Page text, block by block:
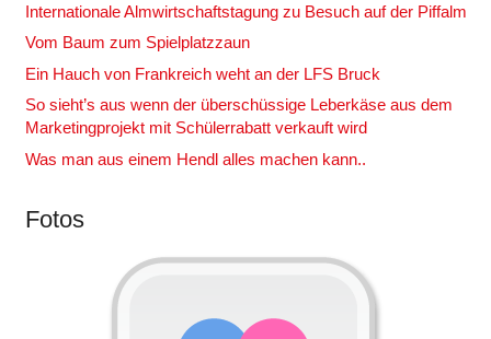
Internationale Almwirtschaftstagung zu Besuch auf der Piffalm
Vom Baum zum Spielplatzzaun
Ein Hauch von Frankreich weht an der LFS Bruck
So sieht’s aus wenn der überschüssige Leberkäse aus dem
Marketingprojekt mit Schülerrabatt verkauft wird
Was man aus einem Hendl alles machen kann..
Fotos